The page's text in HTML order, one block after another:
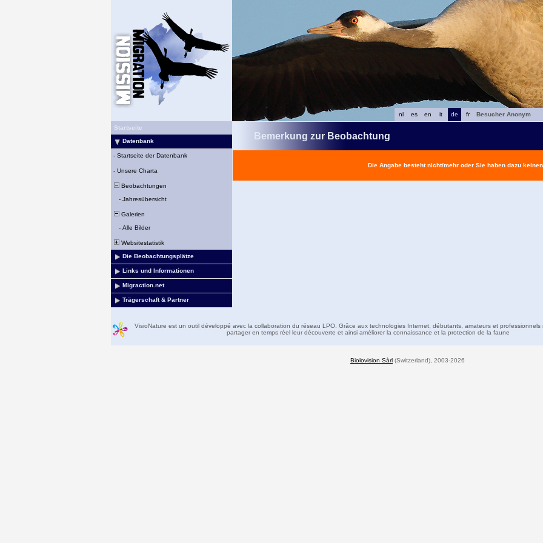
fr
de
it
en
es
nl
Besucher Anonym
Startseite
Datenbank
- Startseite der Datenbank
- Unsere Charta
Beobachtungen
- Jahresübersicht
Galerien
- Alle Bilder
Websitestatistik
Die Beobachtungsplätze
Links und Informationen
Migraction.net
Trägerschaft & Partner
Bemerkung zur Beobachtung
Die Angabe besteht nicht/mehr oder Sie haben dazu keinen
VisioNature est un outil développé avec la collaboration du réseau LPO. Grâce aux technologies Internet, débutants, amateurs et professionnels
partager en temps réel leur découverte et ainsi améliorer la connaissance et la protection de la faune
Biolovision Sàrl (Switzerland), 2003-2026